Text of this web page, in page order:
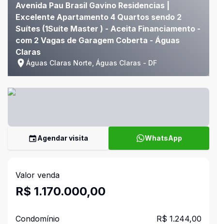
Avenida Pau Brasil Gavino Residencias |
Excelente Apartamento 4 Quartos sendo 2
Suítes (1Suíte Master ) - Aceita Financiamento -
com 2 Vagas de Garagem Coberta - Águas
Claras
Águas Claras Norte, Águas Claras - DF
Agendar visita WhatsApp
Valor venda
R$ 1.170.000,00
Condomínio R$ 1.244,00